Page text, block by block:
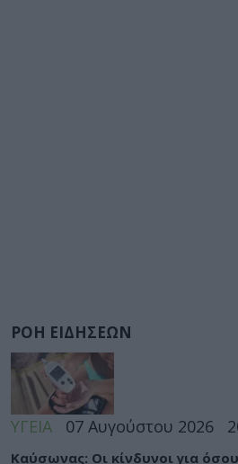
ΡΟΗ ΕΙΔΗΣΕΩΝ
ΥΓΕΙΑ 07 Αυγούστου 2026
Καύσωνας: Οι κίνδυνοι για